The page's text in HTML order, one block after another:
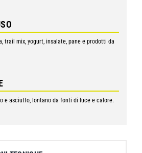
trail mix, yogurt, insalate, pane e prodotti da
e asciutto, lontano da fonti di luce e calore.